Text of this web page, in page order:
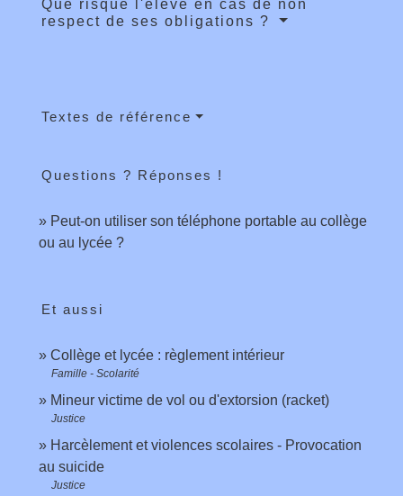
Que risque l'élève en cas de non
respect de ses obligations ?
Textes de référence
Questions ? Réponses !
Peut-on utiliser son téléphone portable au collège
ou au lycée ?
Et aussi
Collège et lycée : règlement intérieur
Famille - Scolarité
Mineur victime de vol ou d'extorsion (racket)
Justice
Harcèlement et violences scolaires - Provocation
au suicide
Justice